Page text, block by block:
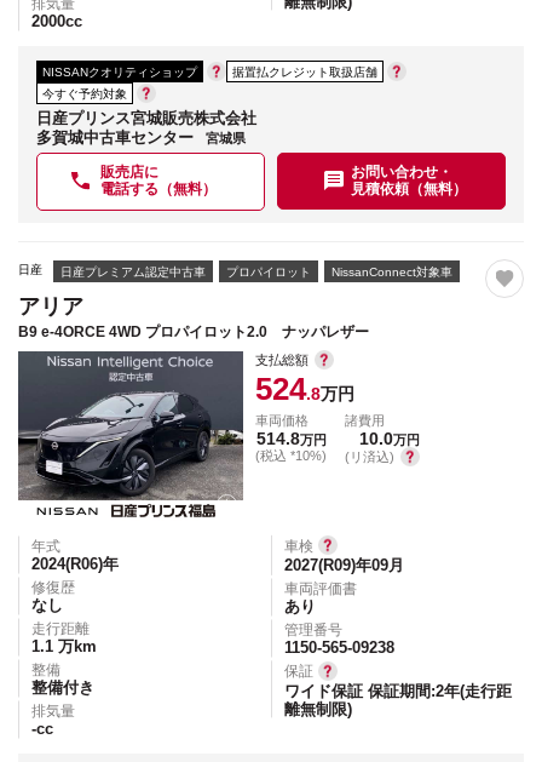
排気量
2000cc
NISSANクオリティショップ
据置払クレジット取扱店舗
今すぐ予約対象
日産プリンス宮城販売株式会社
多賀城中古車センター
宮城県
販売店に
電話する（無料）
お問い合わせ・
見積依頼（無料）
日産 日産プレミアム認定中古車 プロパイロット NissanConnect対象車
アリア
B9 e-4ORCE 4WD プロパイロット2.0 ナッパレザー
支払総額
524.8万円
車両価格
514.8万円
(税込 *10%)
諸費用
10.0万円
(リ済込)
年式
2024(R06)年
修復歴
なし
走行距離
1.1 万km
整備
整備付き
排気量
-cc
車検
2027(R09)年09月
車両評価書
あり
管理番号
1150-565-09238
保証
ワイド保証 保証期間:2年(走行距
離無制限)